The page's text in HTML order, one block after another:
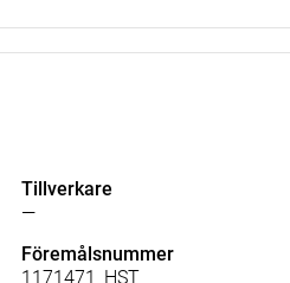
Tillverkare
—
Föremålsnummer
1171471_HST